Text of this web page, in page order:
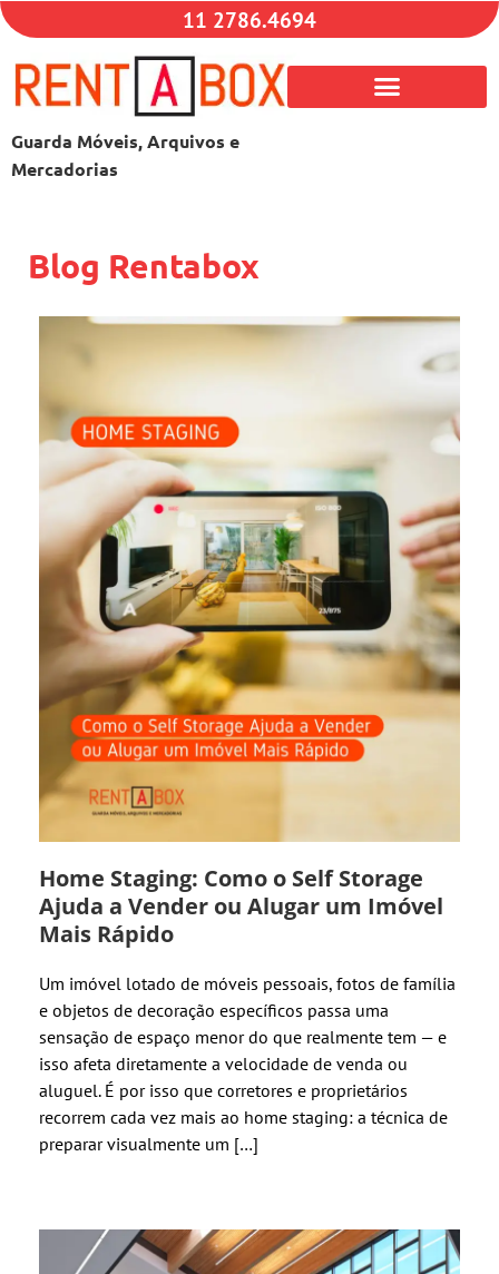
11 2786.4694
Guarda Móveis, Arquivos e
Mercadorias
Blog Rentabox
Home Staging: Como o Self Storage
Ajuda a Vender ou Alugar um Imóvel
Mais Rápido
Um imóvel lotado de móveis pessoais, fotos de família
e objetos de decoração específicos passa uma
sensação de espaço menor do que realmente tem — e
isso afeta diretamente a velocidade de venda ou
aluguel. É por isso que corretores e proprietários
recorrem cada vez mais ao home staging: a técnica de
preparar visualmente um […]